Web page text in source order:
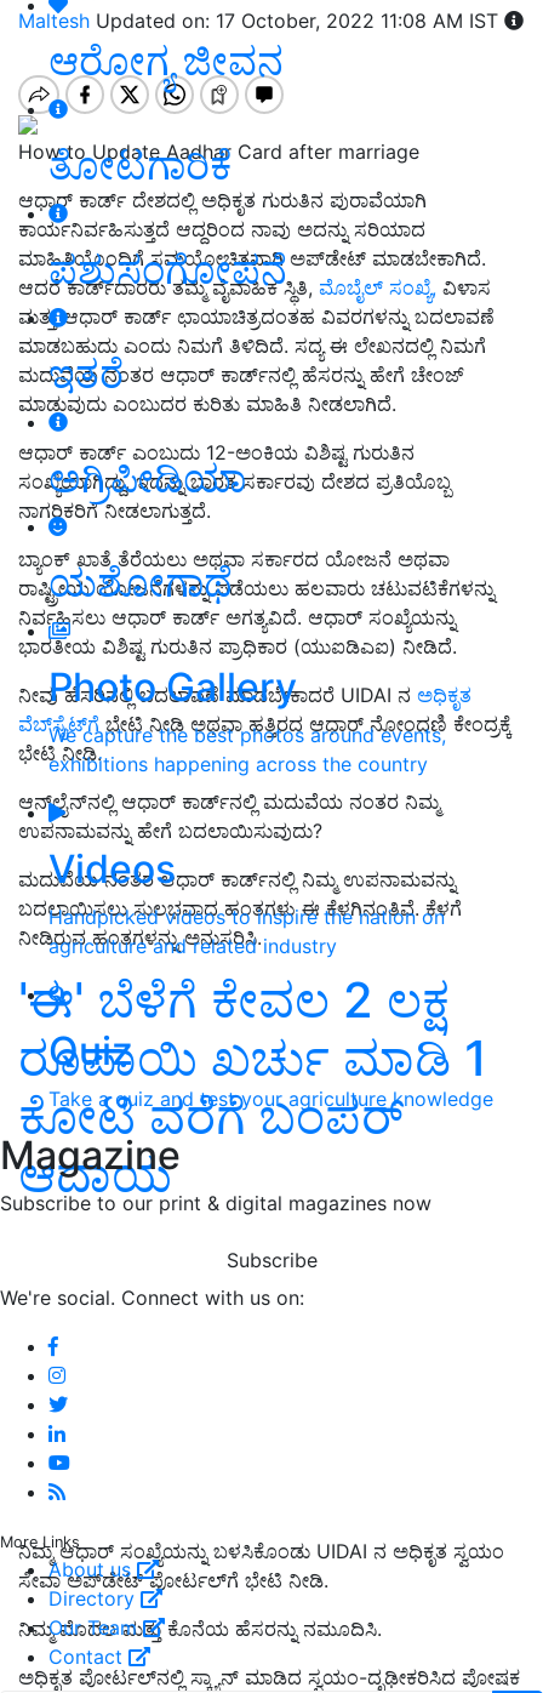
ಆರೋಗ್ಯ ಜೀವನ
ತೋಟಗಾರಿಕೆ
ಪಶುಸಂಗೋಪನೆ
ಇತರೆ
ಅಗ್ರಿಪೀಡಿಯಾ
ಯಶೋಗಾಥೆ
Photo Gallery
We capture the best photos around events,
exhibitions happening across the country
Videos
Handpicked videos to inspire the nation on
agriculture and related industry
Quiz
Take a quiz and test your agriculture knowledge
Magazine
Subscribe to our print & digital magazines now
Subscribe
We're social. Connect with us on:
More Links
About us
Directory
Our Team
Contact
Maltesh Updated on: 17 October, 2022 11:08 AM IST
How to Update Aadhar Card after marriage
ಆಧಾರ್ ಕಾರ್ಡ್ ದೇಶದಲ್ಲಿ ಅಧಿಕೃತ ಗುರುತಿನ ಪುರಾವೆಯಾಗಿ
ಕಾರ್ಯನಿರ್ವಹಿಸುತ್ತದೆ ಆದ್ದರಿಂದ ನಾವು ಅದನ್ನು ಸರಿಯಾದ
ಮಾಹಿತಿಯೊಂದಿಗೆ ಸಮಯೋಚಿತವಾಗಿ ಅಪ್‌ಡೇಟ್‌ ಮಾಡಬೇಕಾಗಿದೆ.
ಆದರೆ ಕಾರ್ಡ್‌ದಾರರು ತಮ್ಮ ವೈವಾಹಿಕ ಸ್ಥಿತಿ, ಮೊಬೈಲ್ ಸಂಖ್ಯೆ, ವಿಳಾಸ
ಮತ್ತು ಆಧಾರ್ ಕಾರ್ಡ್ ಛಾಯಾಚಿತ್ರದಂತಹ ವಿವರಗಳನ್ನು ಬದಲಾವಣೆ
ಮಾಡಬಹುದು ಎಂದು ನಿಮಗೆ ತಿಳಿದಿದೆ. ಸದ್ಯ ಈ ಲೇಖನದಲ್ಲಿ ನಿಮಗೆ
ಮದುವೆಯ ನಂತರ ಆಧಾರ್‌ ಕಾರ್ಡ್‌ನಲ್ಲಿ ಹೆಸರನ್ನು ಹೇಗೆ ಚೇಂಜ್‌
ಮಾಡುವುದು ಎಂಬುದರ ಕುರಿತು ಮಾಹಿತಿ ನೀಡಲಾಗಿದೆ.
ಆಧಾರ್ ಕಾರ್ಡ್ ಎಂಬುದು 12-ಅಂಕಿಯ ವಿಶಿಷ್ಟ ಗುರುತಿನ
ಸಂಖ್ಯೆಯಾಗಿದ್ದು, ಇದನ್ನು ಭಾರತ ಸರ್ಕಾರವು ದೇಶದ ಪ್ರತಿಯೊಬ್ಬ
ನಾಗರಿಕರಿಗೆ ನೀಡಲಾಗುತ್ತದೆ.
ಬ್ಯಾಂಕ್ ಖಾತೆ ತೆರೆಯಲು ಅಥವಾ ಸರ್ಕಾರದ ಯೋಜನೆ ಅಥವಾ
ರಾಷ್ಟ್ರೀಯ ಯೋಜನೆಗಳನ್ನು ಪಡೆಯಲು ಹಲವಾರು ಚಟುವಟಿಕೆಗಳನ್ನು
ನಿರ್ವಹಿಸಲು ಆಧಾರ್ ಕಾರ್ಡ್ ಅಗತ್ಯವಿದೆ. ಆಧಾರ್ ಸಂಖ್ಯೆಯನ್ನು
ಭಾರತೀಯ ವಿಶಿಷ್ಟ ಗುರುತಿನ ಪ್ರಾಧಿಕಾರ (ಯುಐಡಿಎಐ) ನೀಡಿದೆ.
ನೀವು ಹೆಸರಿನಲ್ಲಿ ಬದಲಾವಣೆ ಮಾಡಬೇಕಾದರೆ UIDAI ನ ಅಧಿಕೃತ
ವೆಬ್‌ಸೈಟ್‌ಗೆ ಭೇಟಿ ನೀಡಿ ಅಥವಾ ಹತ್ತಿರದ ಆಧಾರ್ ನೋಂದಣಿ ಕೇಂದ್ರಕ್ಕೆ
ಭೇಟಿ ನೀಡಿ.
ಆನ್‌ಲೈನ್‌ನಲ್ಲಿ ಆಧಾರ್ ಕಾರ್ಡ್‌ನಲ್ಲಿ ಮದುವೆಯ ನಂತರ ನಿಮ್ಮ
ಉಪನಾಮವನ್ನು ಹೇಗೆ ಬದಲಾಯಿಸುವುದು?
ಮದುವೆಯ ನಂತರ ಆಧಾರ್ ಕಾರ್ಡ್‌ನಲ್ಲಿ ನಿಮ್ಮ ಉಪನಾಮವನ್ನು
ಬದಲಾಯಿಸಲು ಸುಲಭವಾದ ಹಂತಗಳು ಈ ಕೆಳಗಿನಂತಿವೆ. ಕೆಳಗೆ
ನೀಡಿರುವ ಹಂತಗಳನ್ನು ಅನುಸರಿಸಿ.
'ಈ' ಬೆಳೆಗೆ ಕೇವಲ 2 ಲಕ್ಷ
ರೂಪಾಯಿ ಖರ್ಚು ಮಾಡಿ 1
ಕೋಟಿ ವರೆಗೆ ಬಂಪರ್‌
ಆದಾಯ
ನಿಮ್ಮ ಆಧಾರ್ ಸಂಖ್ಯೆಯನ್ನು ಬಳಸಿಕೊಂಡು UIDAI ನ ಅಧಿಕೃತ ಸ್ವಯಂ
ಸೇವಾ ಅಪ್‌ಡೇಟ್ ಪೋರ್ಟಲ್‌ಗೆ ಭೇಟಿ ನೀಡಿ.
ನಿಮ್ಮ ಮೊದಲ ಮತ್ತು ಕೊನೆಯ ಹೆಸರನ್ನು ನಮೂದಿಸಿ.
ಅಧಿಕೃತ ಪೋರ್ಟಲ್‌ನಲ್ಲಿ ಸ್ಕ್ಯಾನ್ ಮಾಡಿದ ಸ್ವಯಂ-ದೃಢೀಕರಿಸಿದ ಪೋಷಕ